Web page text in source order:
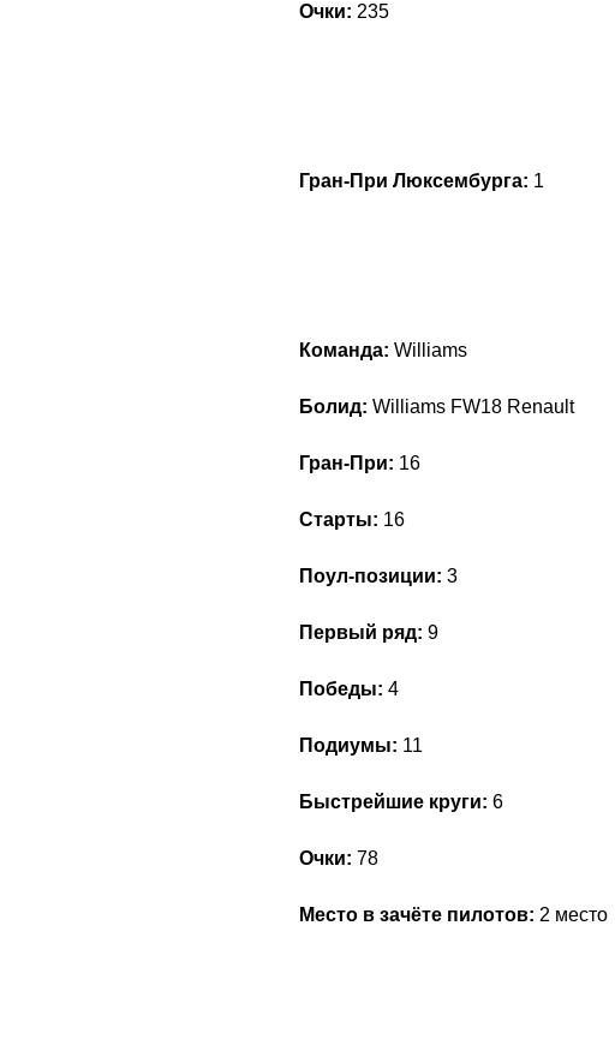
Очки: 235
Гран-При Люксембурга: 1
Команда: Williams
Болид: Williams FW18 Renault
Гран-При: 16
Старты: 16
Поул-позиции: 3
Первый ряд: 9
Победы: 4
Подиумы: 11
Быстрейшие круги: 6
Очки: 78
Место в зачёте пилотов: 2 место